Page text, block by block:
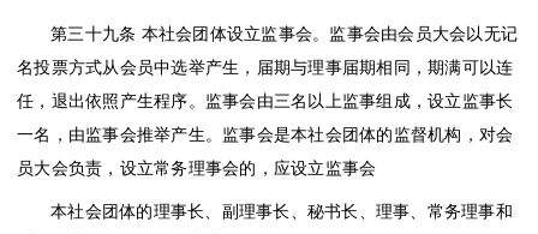
第三十九条 本社会团体设立监事会。监事会由会员大会以无记
名投票方式从会员中选举产生，届期与理事届期相同，期满可以连
任，退出依照产生程序。监事会由三名以上监事组成，设立监事长
一名，由监事会推举产生。监事会是本社会团体的监督机构，对会
员大会负责，设立常务理事会的，应设立监事会
本社会团体的理事长、副理事长、秘书长、理事、常务理事和